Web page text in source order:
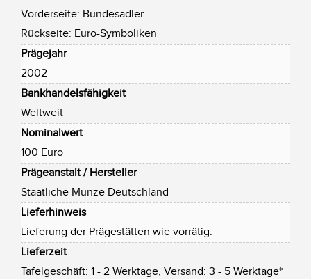
Vorderseite: Bundesadler
Rückseite: Euro-Symboliken
Prägejahr
2002
Bankhandelsfähigkeit
Weltweit
Nominalwert
100 Euro
Prägeanstalt / Hersteller
Staatliche Münze Deutschland
Lieferhinweis
Lieferung der Prägestätten wie vorrätig.
Lieferzeit
Tafelgeschäft: 1 - 2 Werktage, Versand: 3 - 5 Werktage*